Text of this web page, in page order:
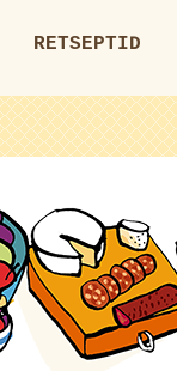
RETSEPTID